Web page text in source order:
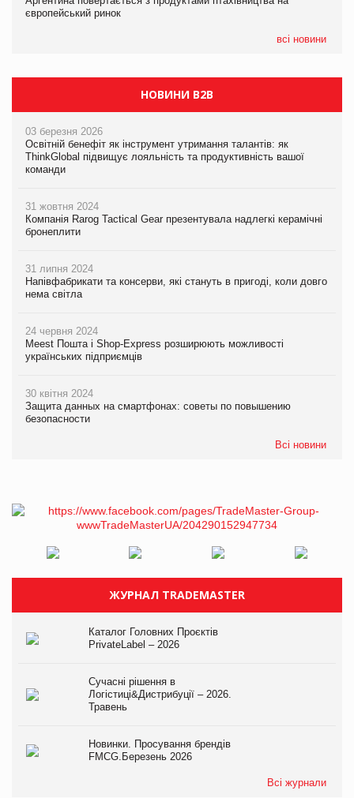
європейський ринок
всі новини
європейський ринок
європейський ринок
НОВИНИ B2B
03 березня 2026
Освітній бенефіт як інструмент утримання талантів: як
ThinkGlobal підвищує лояльність та продуктивність вашої
команди
31 жовтня 2024
Компанія Rarog Tactical Gear презентувала надлегкі керамічні
бронеплити
31 липня 2024
Напівфабрикати та консерви, які стануть в пригоді, коли довго
нема світла
24 червня 2024
Meest Пошта і Shop-Express розширюють можливості
українських підприємців
30 квітня 2024
Защита данных на смартфонах: советы по повышению
безопасности
Всі новини
ЖУРНАЛ TRADEMASTER
Каталог Головних Проєктів
PrivateLabel – 2026
Сучасні рішення в
Логістиці&Дистрибуції – 2026.
Травень
Новинки. Просування брендів
FMCG.Березень 2026
Всі журнали